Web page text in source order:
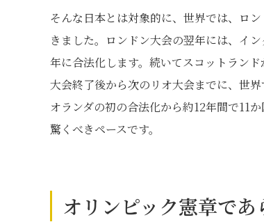
そんな日本とは対象的に、世界では、ロ
きました。ロンドン大会の翌年には、イ
年に合法化します。続いてスコットラン
大会終了後から次のリオ大会までに、世
オランダの初の合法化から約12年間で11
驚くべきペースです。
オリンピック憲章で